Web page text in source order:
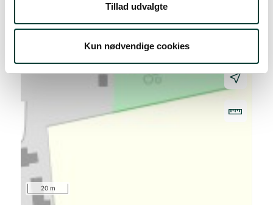
Tillad udvalgte
Kun nødvendige cookies
20 m